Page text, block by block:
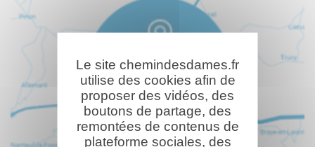
Le site chemindesdames.fr
utilise des cookies afin de
proposer des vidéos, des
boutons de partage, des
remontées de contenus de
plateforme sociales, des